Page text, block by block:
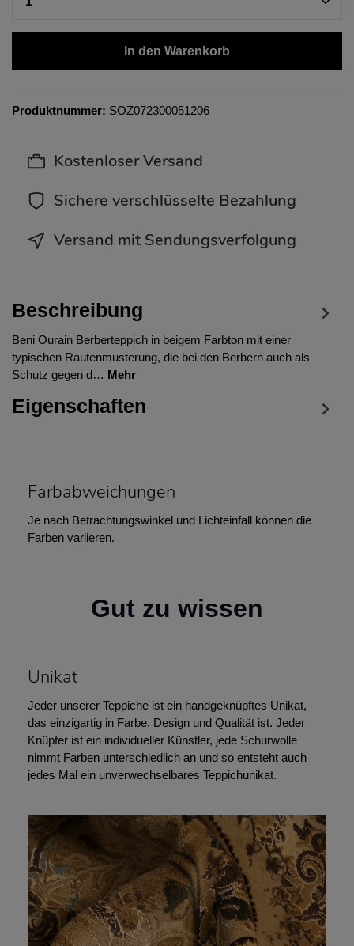
In den Warenkorb
Produktnummer: SOZ072300051206
Kostenloser Versand
Sichere verschlüsselte Bezahlung
Versand mit Sendungsverfolgung
Beschreibung
Beni Ourain Berberteppich in beigem Farbton mit einer
typischen Rautenmusterung, die bei den Berbern auch als
Schutz gegen d… Mehr
Eigenschaften
Farbabweichungen
Je nach Betrachtungswinkel und Lichteinfall können die
Farben variieren.
Gut zu wissen
Unikat
Jeder unserer Teppiche ist ein handgeknüpftes Unikat,
das einzigartig in Farbe, Design und Qualität ist. Jeder
Knüpfer ist ein individueller Künstler, jede Schurwolle
nimmt Farben unterschiedlich an und so entsteht auch
jedes Mal ein unverwechselbares Teppichunikat.